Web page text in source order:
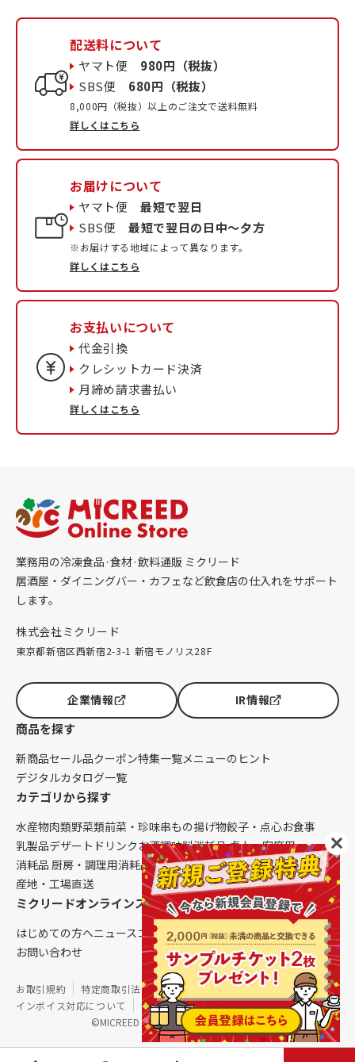
配送料について
ヤマト便 980円（税抜）
SBS便 680円（税抜）
8,000円（税抜）以上のご注文で送料無料
詳しくはこちら
お届けについて
ヤマト便最短で翌日
SBS便最短で翌日の日中〜夕方
※お届けする地域によって異なります。
詳しくはこちら
お支払いについて
代金引換
クレシットカード決済
月締め請求書払い
詳しくはこちら
業務用の冷凍食品·食材·飲料通販 ミクリード
居酒屋・ダイニングバー・カフェなど飲食店の仕入れをサポート
します。
株式会社ミクリード
東京都新宿区西新宿2-3-1 新宿モノリス28F
企業情報 IR情報
商品を探す
新商品セール品クーポン特集一覧メニューのヒント
デジタルカタログ一覧
カテゴリから探す
水産物肉類野菜類前菜・珍味串もの揚げ物餃子・点心お食事
乳製品デザート ドリンク お酒調味料消耗品 卓上・客席用
消耗品 厨房・調理用消耗品 クレンリネス生鮮品（配送便限定）
産地・工場直送
ミクリードオンラインストアについて
はじめての方へニュースコラムご利用ガイド会社概要
お問い合わせ
©MICREED CO.,LTD. All Rights Reserved.
お取引規約 特定商取引法に基づく表記
個人情報保護方針
インボイス対応について
サイトマップ